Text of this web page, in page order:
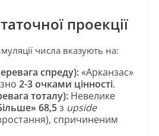
проекції
числа вказують на:
спреду):«Арканзас»
2-3 очками цінності.
тоталу):Невелике
68,5з upside
спричиненим